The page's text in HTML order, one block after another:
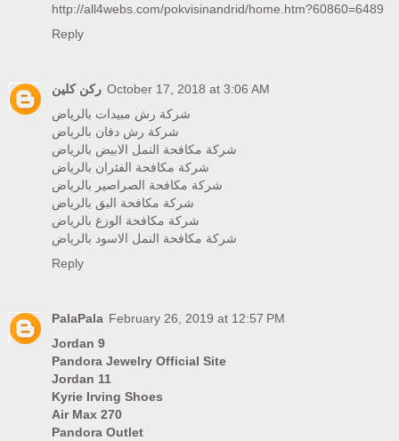
http://all4webs.com/pokvisinandrid/home.htm?60860=6489
Reply
ركن كلين October 17, 2018 at 3:06 AM
شركة رش مبيدات بالرياض
شركة رش دفان بالرياض
شركة مكافحة النمل الابيض بالرياض
شركة مكافحة الفئران بالرياض
شركة مكافحة الصراصير بالرياض
شركة مكافحة البق بالرياض
شركة مكافحة الوزغ بالرياض
شركة مكافحة النمل الاسود بالرياض
Reply
PalaPala February 26, 2019 at 12:57 PM
Jordan 9
Pandora Jewelry Official Site
Jordan 11
Kyrie Irving Shoes
Air Max 270
Pandora Outlet